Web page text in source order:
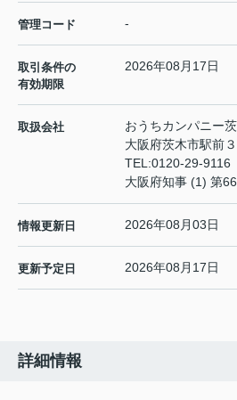
管理コード -
取引条件の
有効期限
2026年08月17日
取扱会社
おうちカンパニー
大阪府茨木市駅前
TEL:0120-29-9116
大阪府知事 (1) 第
情報更新日 2026年08月03日
更新予定日 2026年08月17日
詳細情報